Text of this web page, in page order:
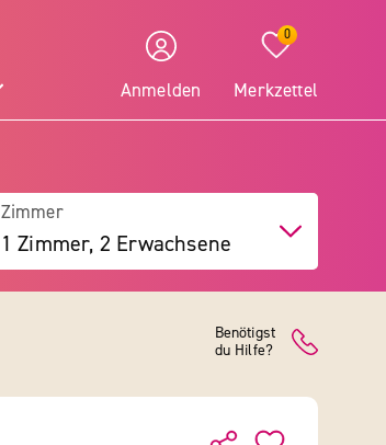
Anmelden
0
Merkzettel
Zimmer
1 Zimmer, 2 Erwachsene
Benötigst
du Hilfe?